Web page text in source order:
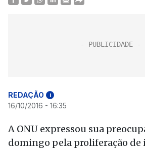
REDAÇÃO i
16/10/2016 - 16:35
A ONU expressou sua
domingo pela proliferação de